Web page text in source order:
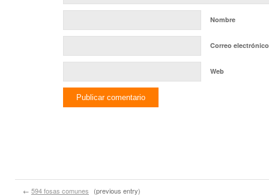
Nombre
Correo electrónico
Web
← 594 fosas comunes (previous entry)